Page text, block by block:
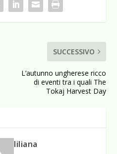
SUCCESSIVO
L’autunno ungherese ricco
di eventi tra i quali The
Tokaj Harvest Day
liliana